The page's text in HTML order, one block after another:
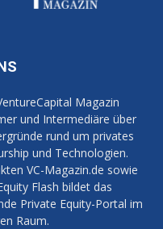
Magazin
und Intermediäre über
rund um privates
und Technologien.
VC-Magazin.de sowie
Flash bildet das
Private Equity-Portal im
Raum.